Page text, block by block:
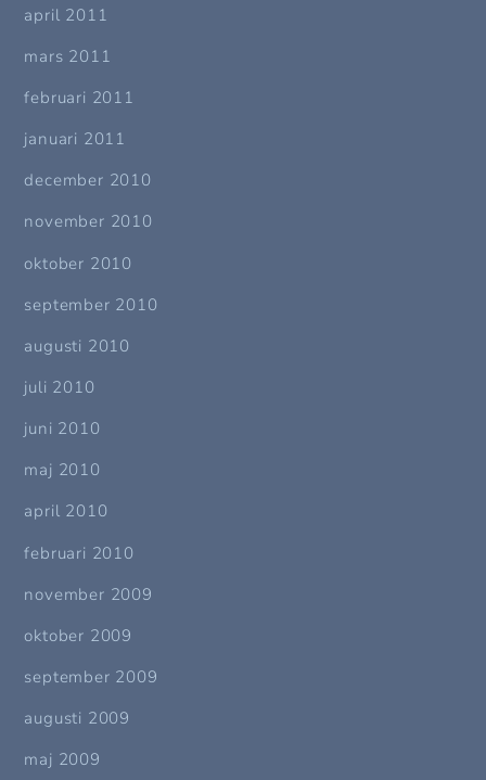
april 2011
mars 2011
februari 2011
januari 2011
december 2010
november 2010
oktober 2010
september 2010
augusti 2010
juli 2010
juni 2010
maj 2010
april 2010
februari 2010
november 2009
oktober 2009
september 2009
augusti 2009
maj 2009